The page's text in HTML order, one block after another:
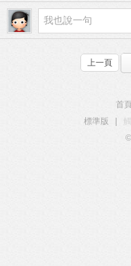
上一頁
首頁
標準版